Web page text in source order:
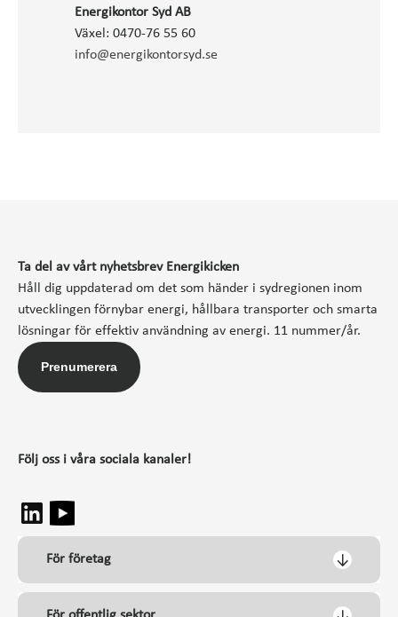
Energikontor Syd AB
Växel: 0470-76 55 60
info@energikontorsyd.se
Ta del av vårt nyhetsbrev Energikicken
Håll dig uppdaterad om det som händer i sydregionen inom
utvecklingen förnybar energi, hållbara transporter och smarta
lösningar för effektiv användning av energi. 11 nummer/år.
Prenumerera
Följ oss i våra sociala kanaler!
För företag